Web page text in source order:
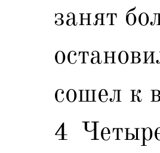
занят
сошел к
4